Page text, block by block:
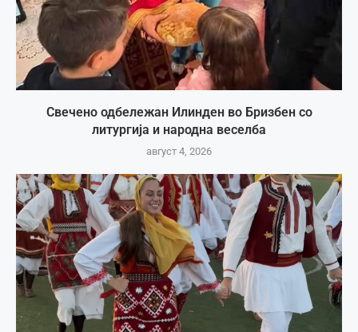
Свечено одбележан Илинден во Бризбен со
литургија и народна веселба
август 4, 2026